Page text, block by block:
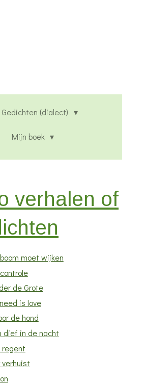
Gedichten (dialect)
Mijn boek
verhalen of
moet wijken
de Grote
is love
de hond
dief in de nacht
regent